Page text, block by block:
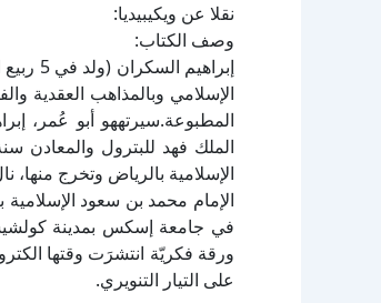
نقلا عن ويكيبيديا:
وصف الكتاب:
الإسلامي وبالمذاهب العقدية
المطبوعة.سيرتههو أبو عُمر،
الملك فهد للبترول والمعادن
الإسلامية بالرياض وتخرج
الإمام محمد بن سعود الإسلامية
ورقة فكريّة انتشرَت وقتها
على التيار التنويري.